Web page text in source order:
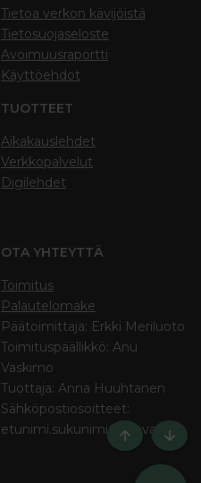
Tietoa verkon kävijöistä
Tietosuojaseloste
Avoimuusraportti
Käyttöehdot
TUOTTEET
Aikakauslehdet
Verkkopalvelut
Digilehdet
OTA YHTEYTTÄ
Toimitus
Palautelomake
Päätoimittaja: Erkki Meriluoto
Toimituspäällikkö: Anu
Vaskimo
Tuottaja: Anna Huuhtanen
Sähköpostiosoitteet:
etunimi.sukunimi@otava.fi
Ylös